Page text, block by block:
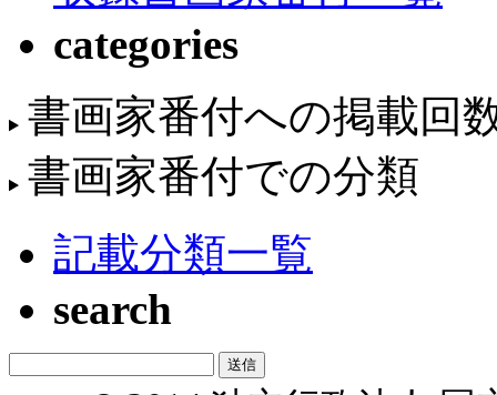
categories
書画家番付への掲載回
書画家番付での分類
記載分類一覧
search